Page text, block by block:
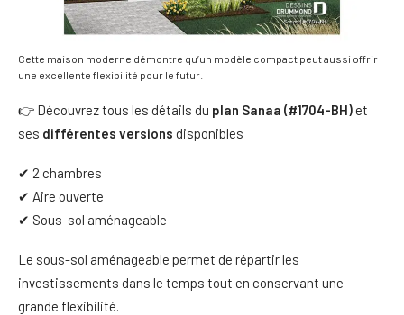
Cette maison moderne démontre qu’un modèle compact peut aussi offrir
une excellente flexibilité pour le futur.
👉 Découvrez tous les détails du plan Sanaa (#1704-BH)et
ses différentes versions disponibles
✔ 2 chambres
✔ Aire ouverte
✔ Sous-sol aménageable
Le sous-sol aménageable permet de répartir les
investissements dans le temps tout en conservant une
grande flexibilité.